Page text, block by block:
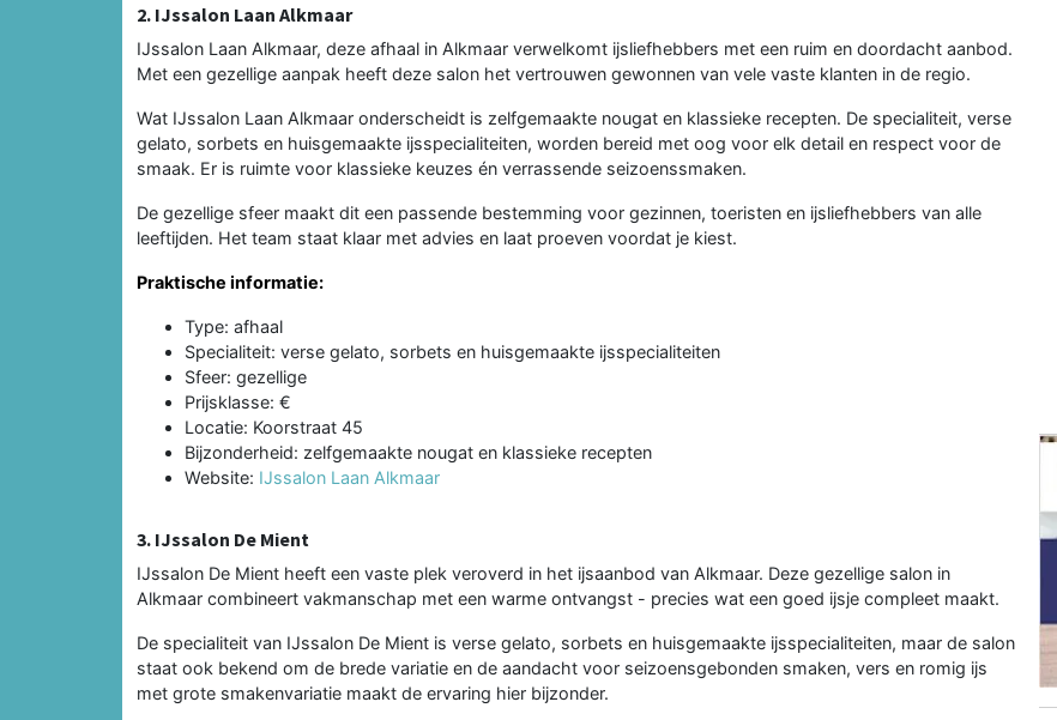
2. IJssalon Laan Alkmaar
IJssalon Laan Alkmaar, deze afhaal in Alkmaar verwelkomt ijsliefhebbers met een ruim en doordacht aanbod.
Met een gezellige aanpak heeft deze salon het vertrouwen gewonnen van vele vaste klanten in de regio.
Wat IJssalon Laan Alkmaar onderscheidt is zelfgemaakte nougat en klassieke recepten. De specialiteit, verse
gelato, sorbets en huisgemaakte ijsspecialiteiten, worden bereid met oog voor elk detail en respect voor de
smaak. Er is ruimte voor klassieke keuzes én verrassende seizoenssmaken.
De gezellige sfeer maakt dit een passende bestemming voor gezinnen, toeristen en ijsliefhebbers van alle
leeftijden. Het team staat klaar met advies en laat proeven voordat je kiest.
Praktische informatie:
Type: afhaal
Specialiteit: verse gelato, sorbets en huisgemaakte ijsspecialiteiten
Sfeer: gezellige
Prijsklasse: €
Locatie: Koorstraat 45
Bijzonderheid: zelfgemaakte nougat en klassieke recepten
Website: IJssalon Laan Alkmaar
3. IJssalon De Mient
IJssalon De Mient heeft een vaste plek veroverd in het ijsaanbod van Alkmaar. Deze gezellige salon in
Alkmaar combineert vakmanschap met een warme ontvangst - precies wat een goed ijsje compleet maakt.
De specialiteit van IJssalon De Mient is verse gelato, sorbets en huisgemaakte ijsspecialiteiten, maar de salon
staat ook bekend om de brede variatie en de aandacht voor seizoensgebonden smaken, vers en romig ijs
met grote smakenvariatie maakt de ervaring hier bijzonder.